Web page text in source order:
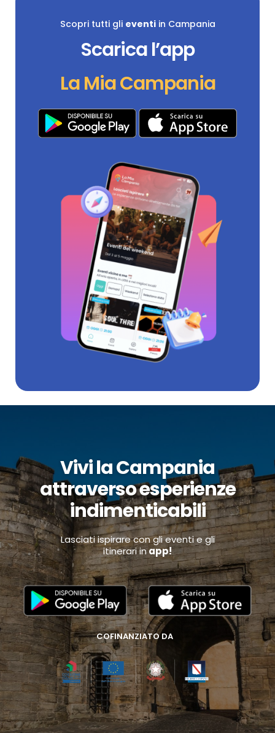
Scopri tutti gli eventiin Campania
Scarica l’app
La Mia Campania
Vivi la Campania
attraverso esperienze
indimenticabili
Lasciati ispirare con gli eventi e gli
itinerari inapp!
COFINANZIATO DA